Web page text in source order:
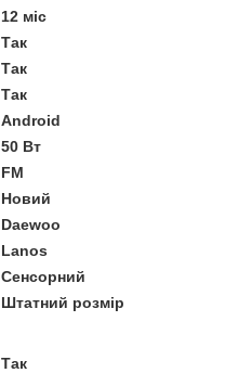
12 міс
Так
Так
Так
Android
50 Вт
FM
Новий
Daewoo
Lanos
Сенсорний
Штатний розмір
Так